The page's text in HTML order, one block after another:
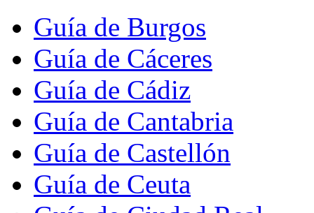
Guía de Burgos
Guía de Cáceres
Guía de Cádiz
Guía de Cantabria
Guía de Castellón
Guía de Ceuta